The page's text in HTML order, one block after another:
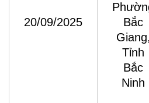
20/09/2025
Bắc
Giang,
Tỉnh
Bắc
Ninh